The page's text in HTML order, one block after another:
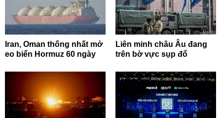
Iran, Oman thống nhất mở
eo biển Hormuz 60 ngày
Liên minh châu Âu đang
trên bờ vực sụp đổ